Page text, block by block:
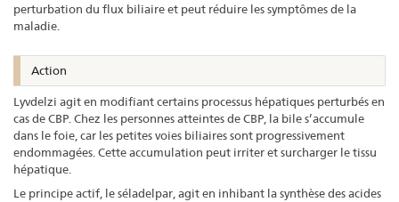
perturbation du flux biliaire et peut réduire les symptômes de la
maladie.
Action
Lyvdelzi agit en modifiant certains processus hépatiques perturbés en
cas de CBP. Chez les personnes atteintes de CBP, la bile s’accumule
dans le foie, car les petites voies biliaires sont progressivement
endommagées. Cette accumulation peut irriter et surcharger le tissu
hépatique.
Le principe actif, le séladelpar, agit en inhibant la synthèse des acides